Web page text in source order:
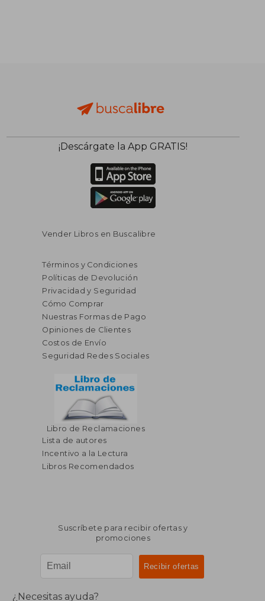
¡Descárgate la App GRATIS!
Vender Libros en Buscalibre
Términos y Condiciones
Políticas de Devolución
Privacidad y Seguridad
Cómo Comprar
Nuestras Formas de Pago
Opiniones de Clientes
Costos de Envío
Seguridad Redes Sociales
Libro de Reclamaciones
Lista de autores
Incentivo a la Lectura
Libros Recomendados
Suscríbete para recibir ofertas y
promociones
¿Necesitas ayuda?